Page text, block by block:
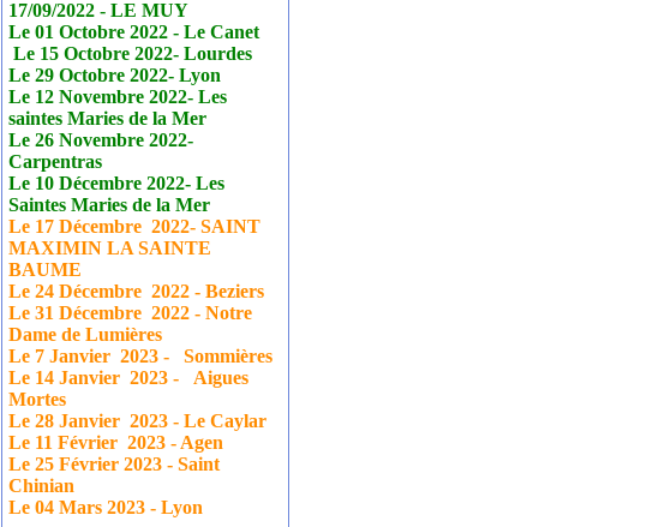
17/09/2022 - LE MUY
Le 01 Octobre 2022 - LeCanet
Le 15 Octobre 2022- Lourdes
Le 29 Octobre 2022- Lyon
Le 12 Novembre 2022- Les
saintes Maries de la Mer
Le 26 Novembre 2022-
Carpentras
Le 10 Décembre 2022- Les
Saintes Maries de la Mer
Le 17Décembre 2022- SAINT
MAXIMIN LA SAINTE
BAUME
Le 24Décembre 2022 - Beziers
Le 31Décembre 2022 - Notre
Dame de Lumières
Le 7 Janvier 2023 - Sommières
Le 14 Janvier 2023 - Aigues
Mortes
Le 28 Janvier 2023 - Le Caylar
Le 11 Février 2023 - Agen
Le 25 Février 2023 - Saint
Chinian
Le 04 Mars 2023 - Lyon